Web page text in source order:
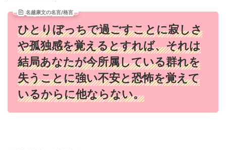
名越康文の名言/格言
ひとりぼっちで過ごすことに寂しさ
や孤独感を覚えるとすれば、それは
結局あなたが今所属している群れを
失うことに強い不安と恐怖を覚えて
いるからに他ならない。